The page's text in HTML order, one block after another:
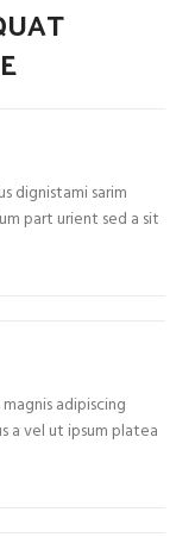
dignistami sarim
part urient sed a sit
adipiscing
a vel ut ipsum platea